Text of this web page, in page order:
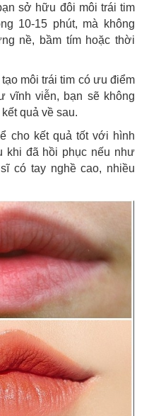
sở hữu đôi môi trái tim
10-15 phút, mà không
nề, bầm tím hoặc thời
môi trái tim có ưu điểm
vĩnh viễn, bạn sẽ không
quả về sau.
cho kết quả tốt với hình
khi đã hồi phục nếu như
có tay nghề cao, nhiều